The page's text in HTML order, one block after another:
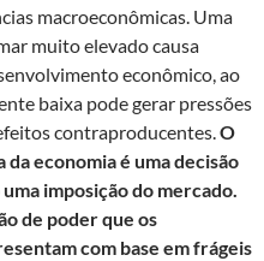
macroeconômicas. Uma
muito elevado causa
econômico, ao
baixa pode gerar pressões
contraproducentes.O
economia é uma decisão
imposição do mercado.
de poder que os
com base em frágeis